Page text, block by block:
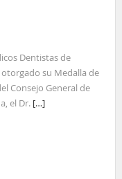
Dentistas de
su Medalla de
Consejo General de
el Dr. […]